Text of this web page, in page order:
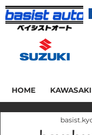
HOME KAWASAKI